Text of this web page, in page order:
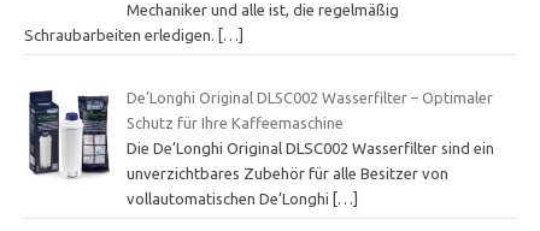
Mechaniker und alle ist, die regelmäßig
Schraubarbeiten erledigen.
[…]
De’Longhi Original DLSC002 Wasserfilter – Optimaler
Schutz für Ihre Kaffeemaschine
Die De’Longhi Original DLSC002 Wasserfilter sind ein
unverzichtbares Zubehör für alle Besitzer von
vollautomatischen De’Longhi
[…]